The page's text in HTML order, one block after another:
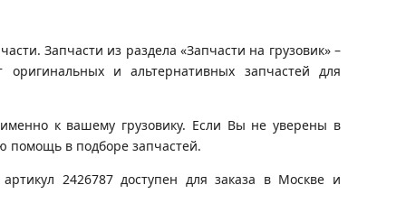
Запчасти из раздела «Запчасти на грузовик» –
и альтернативных запчастей для
к вашему грузовику. Если Вы не уверены в
помощь в подборе запчастей.
2426787 доступен для заказа в Москве и